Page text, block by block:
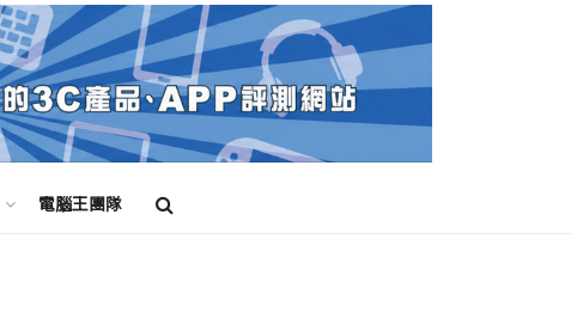
電腦王團隊